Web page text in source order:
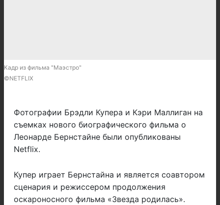
Кадр из фильма "Маэстро"
©NETFLIX
Фотографии Брэдли Купера и Кэри Маллиган на
съемках нового биографического фильма о
Леонарде Бернстайне были опубликованы
Netflix.
Купер играет Бернстайна и является соавтором
сценария и режиссером продолжения
оскароносного фильма «Звезда родилась».